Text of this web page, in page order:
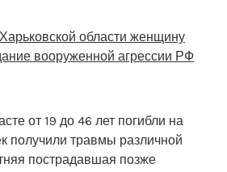
области женщину
вооруженной агрессии РФ
от 19 до 46 лет погибли на
получили травмы различной
пострадавшая позже